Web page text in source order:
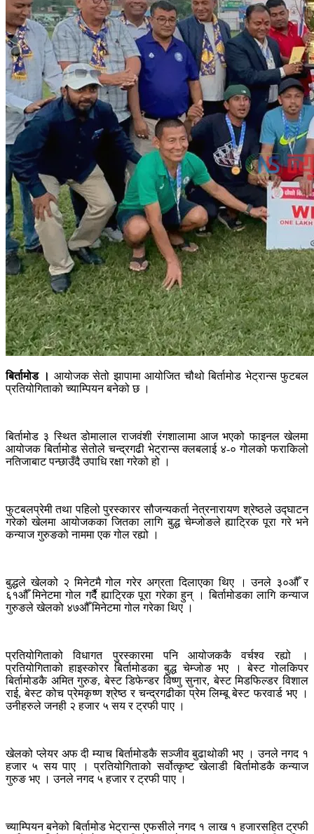
बिर्तामोड । आयोजक सेतो झापामा आयोजित चौथो बिर्तामोड भेट्रान्स फुटबल
प्रतियोगिताको च्याम्पियन बनेको छ ।
बिर्तामोड ३ स्थित डोमालाल राजवंशी रंगशालामा आज भएको फाइनल खेलमा
आयोजक बिर्तामोड सेतोले चन्द्रगढी भेट्रान्स क्लबलाई ४-० गोलको फराकिलो
नतिजाबाट पन्छाउँदै उपाधि रक्षा गरेको हो ।
फुटबलप्रेमी तथा पहिलो पुरस्कारर सौजन्यकर्ता नेत्रनारायण श्रेष्ठले उद्घाटन
गरेको खेलमा आयोजकका जितका लागि बुद्ध चेम्जोङले ह्याट्रिक पूरा गरे भने
कन्याज गुरुङको नाममा एक गोल रह्यो ।
बुद्धले खेलको २ मिनेटमै गोल गरेर अग्रता दिलाएका थिए । उनले ३०औँ र
६१औँ मिनेटमा गोल गर्दैै ह्याट्रिक पूरा गरेका हुन् । बिर्तामोडका लागि कन्याज
गुरुङले खेलको ४७औँ मिनेटमा गोल गरेका थिए ।
प्रतियोगिताको विधागत पुरस्कारमा पनि आयोजककै वर्चश्व रह्यो ।
प्रतियोगिताको हाइस्कोरर बिर्तामोडका बुद्ध चेम्जोङ भए । बेस्ट गोलकिपर
बिर्तामोडकै अमित गुरुङ, बेस्ट डिफेन्डर विष्णु सुनार, बेस्ट मिडफिल्डर विशाल
राई, बेस्ट कोच प्रेमकृष्ण श्रेष्ठ र चन्द्रगढीका प्रेम लिम्बू बेस्ट फरवार्ड भए ।
उनीहरुले जनही २ हजार ५ सय र ट्रफी पाए ।
खेलको प्लेयर अफ दी म्याच बिर्तामोडकै सञ्जीव बुढाथोकी भए । उनले नगद १
हजार ५ सय पाए । प्रतियोगिताको सर्वोत्कृष्ट खेलाडी बिर्तामोडकै कन्याज
गुरुङ भए । उनले नगद ५ हजार र ट्रफी पाए ।
च्याम्पियन बनेको बिर्तामोड भेट्रान्स एफसीले नगद १ लाख १ हजारसहित ट्रफी